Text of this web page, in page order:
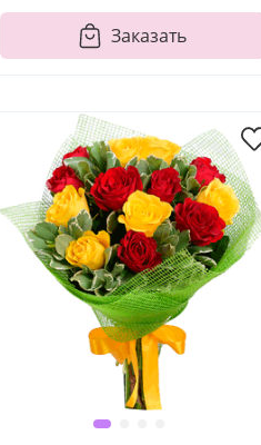
Заказать